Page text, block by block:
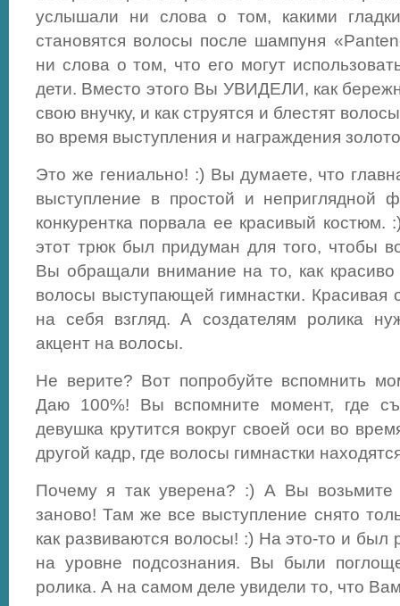
услышали ни слова о том, какими
становятся волосы после шампуня
ни слова о том, что его могут
дети. Вместо этого Вы УВИДЕЛИ, как
свою внучку, и как струятся и блестят
во время выступления и награждения
Это же гениально! :) Вы думаете, что
выступление в простой и неприглядной
конкурентка порвала ее красивый
этот трюк был придуман для того, чтобы
Вы обращали внимание на то, как красиво
волосы выступающей гимнастки. Красивая
на себя взгляд. А создателям ролика
акцент на волосы.
Не верите? Вот попробуйте вспомнить
Даю 100%! Вы вспомните момент, где
девушка крутится вокруг своей оси во
другой кадр, где волосы гимнастки
Почему я так уверена? :) А Вы возьмите
заново! Там же все выступление снято
как развиваются волосы! :) На это-то и был
на уровне подсознания. Вы были
ролика. А на самом деле увидели то, что